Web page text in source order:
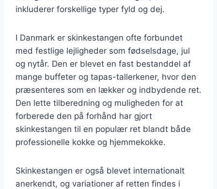
inkluderer forskellige typer fyld og dej.
I Danmark er skinkestangen ofte forbundet
med festlige lejligheder som fødselsdage, jul
og nytår. Den er blevet en fast bestanddel af
mange buffeter og tapas-tallerkener, hvor den
præsenteres som en lækker og indbydende ret.
Den lette tilberedning og muligheden for at
forberede den på forhånd har gjort
skinkestangen til en populær ret blandt både
professionelle kokke og hjemmekokke.
Skinkestangen er også blevet internationalt
anerkendt, og variationer af retten findes i